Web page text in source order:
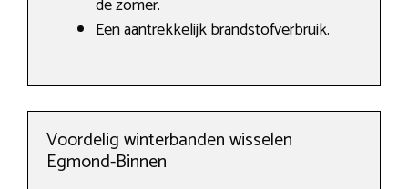
de zomer.
Een aantrekkelijk brandstofverbruik.
Voordelig winterbanden wisselen
Egmond-Binnen